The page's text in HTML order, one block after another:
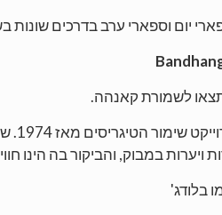
יום וספארי ערב בדרכים שונות
לשמורת קאנהה.
ויערות במבוק, והביקור בה הינו
בלודג'